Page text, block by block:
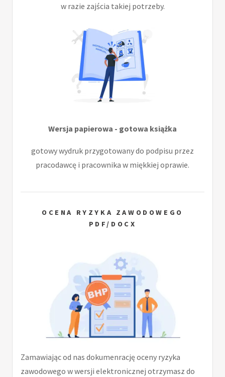
w razie zajścia takiej potrzeby.
Wersja papierowa - gotowa książka
gotowy wydruk przygotowany do podpisu przez
pracodawcę i pracownika w miękkiej oprawie.
OCENA RYZYKA ZAWODOWEGO
PDF/DOCX
Zamawiając od nas dokumenrację oceny ryzyka
zawodowego w wersji elektronicznej otrzymasz do